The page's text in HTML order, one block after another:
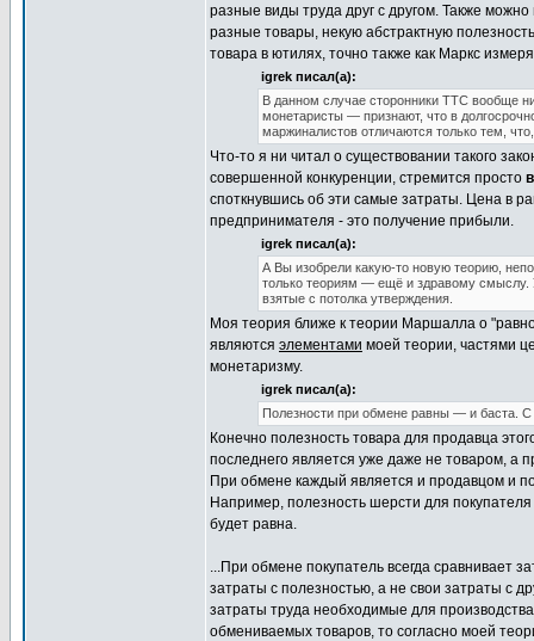
разные виды труда друг с другом. Также
разные товары, некую абстрактную
товара в ютилях, точно также как Маркс
igrek писал(а):
В данном случае сторонники ТТС вообще
монетаристы — признают, что в
маржиналистов отличаются только тем,
Что-то я ни читал о существовании такого
совершенной конкуренции, стремится просто
споткнувшись об эти самые затраты. Цена в
предпринимателя - это получение прибыли.
igrek писал(а):
А Вы изобрели какую-то новую теорию,
только теориям — ещё и здравому смыслу.
взятые с потолка утверждения.
Моя теория ближе к теории Маршалла о
являются элементами моей теории, частями
монетаризму.
igrek писал(а):
Полезности при обмене равны — и баста. С
Конечно полезность товара для продавца
последнего является уже даже не товаром, а
При обмене каждый является и продавцом и
Например, полезность шерсти для
будет равна.
...При обмене покупатель всегда сравнивает
затраты с полезностью, а не свои затраты с
затраты труда необходимые для
обмениваемых товаров, то согласно моей